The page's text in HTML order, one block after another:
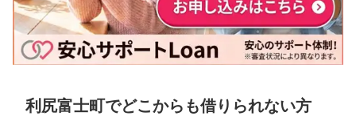
利尻富士町でどこからも借りられない方